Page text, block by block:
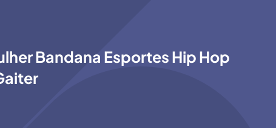
Bandana Esportes Hip Hop